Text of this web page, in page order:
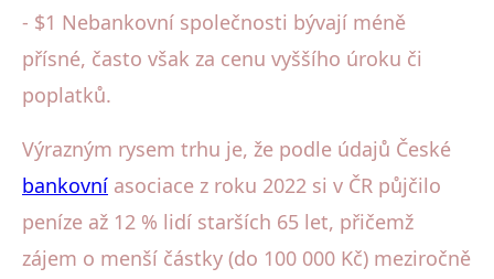
- $1 Nebankovní společnosti bývají méně
přísné, často však za cenu vyššího úroku či
poplatků.
Výrazným rysem trhu je, že podle údajů České
bankovní asociace z roku 2022 si v ČR půjčilo
peníze až 12 % lidí starších 65 let, přičemž
zájem o menší částky (do 100 000 Kč) meziročně